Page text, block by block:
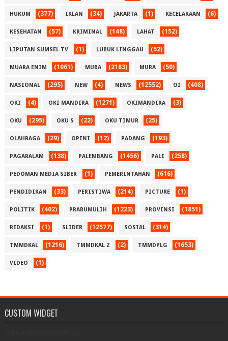
HUKUM (377) IKLAN (34) JAKARTA (1) KECELAKAAN (6)
KESEHATAN (57) KRIMINAL (148) LAHAT (152)
LIPUTAN SUMSEL TV (1) LUBUK LINGGAU (52)
MUARA ENIM (1061) MUBA (2183) MURA (50)
NASIONAL (295) NEW (4) NEWS (12552) OI (408)
OKI (4) OKI MANDIRA (1271) OKIMANDIRA (3)
OKU (295) OKU S (22) OKU TIMUR (25)
OLAHRAGA (29) OPINI (12) PADANG (193)
PAGARALAM (138) PALEMBANG (1456) PALI (258)
PEDOMAN MEDIA SIBER (1) PEMERINTAHAN (616)
PENDIDIKAN (33) PERISTIWA (214) PICTURE (1)
POLITIK (402) PRABUMULIH (1223) PROVINSI (1851)
REDAKSI (1) SLIDER (12577) SOSIAL (314)
TMMDKAL (1216) TMMDKAL Z (2) TMMDPLG (1653)
VIDEO (1)
CUSTOM WIDGET